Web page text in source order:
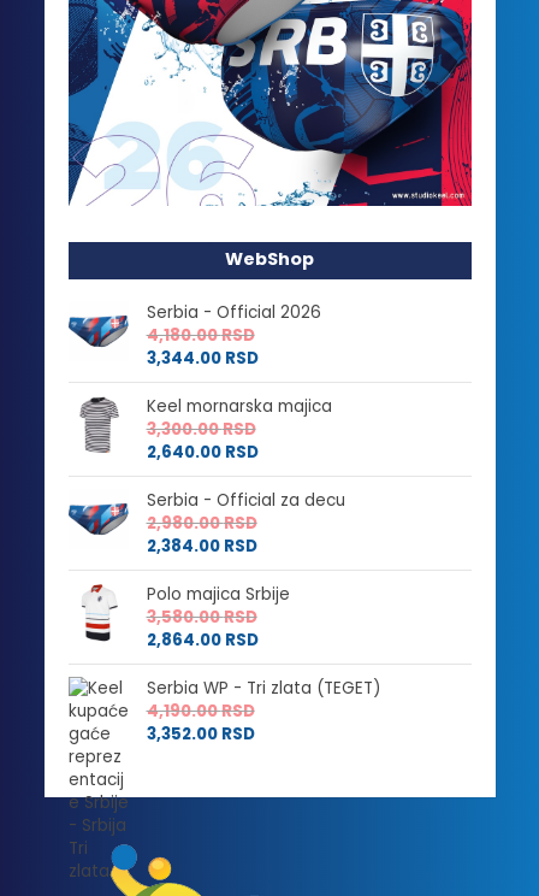
WebShop
Serbia - Official 2026
4,180.00RSD
3,344.00 RSD
Keel mornarska majica
3,300.00RSD
2,640.00 RSD
Serbia - Official za decu
2,980.00RSD
2,384.00 RSD
Polo majica Srbije
3,580.00RSD
2,864.00 RSD
Serbia WP - Tri zlata (TEGET)
4,190.00RSD
3,352.00 RSD